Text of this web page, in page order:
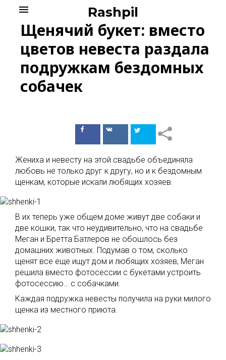
content
Rashpil
menu
Щенячий букет: вместо
цветов невеста раздала
подружкам бездомных
собачек
ПоделитьсяПоделиться
Жениха и невесту на этой свадьбе объединяла
любовь не только друг к другу, но и к бездомным
щенкам, которые искали любящих хозяев.
В их теперь уже общем доме живут две собаки и
две кошки, так что неудивительно, что на свадьбе
Меган и Бретта Батлеров не обошлось без
домашних животных. Подумав о том, сколько
щенят все еще ищут дом и любящих хозяев, Меган
решила вместо фотосессии с букетами устроить
фотосессию… с собачками.
Каждая подружка невесты получила на руки милого
щенка из местного приюта.